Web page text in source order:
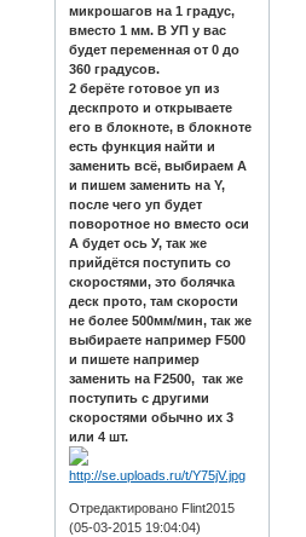
микрошагов на 1 градус,
вместо 1 мм. В УП у вас
будет переменная от 0 до
360 градусов.
2 берёте готовое уп из
дескпрото и открываете
его в блокноте, в блокноте
есть функция найти и
заменить всё, выбираем А
и пишем заменить на Y,
после чего уп будет
поворотное но вместо оси
А будет ось У, так же
прийдётся поступить со
скоростями, это болячка
деск прото, там скорости
не более 500мм/мин, так же
выбираете например F500
и пишете например
заменить на F2500, так же
поступить с другими
скоростями обычно их 3
или 4 шт.
Отредактировано Flint2015
(05-03-2015 19:04:04)